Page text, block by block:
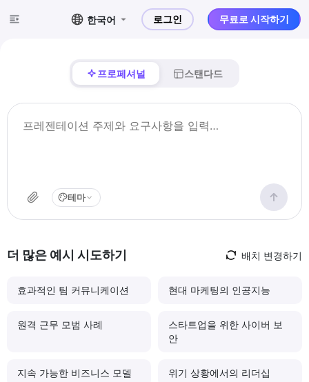
한국어 로그인 무료로 시작하기
프로페셔널 스탠다드
테마
더 많은 예시 시도하기 배치 변경하기
효과적인 팀 커뮤니케이션 현대 마케팅의 인공지능
원격 근무 모범 사례
스타트업을 위한 사이버 보
안
지속 가능한 비즈니스 모델 위기 상황에서의 리더십